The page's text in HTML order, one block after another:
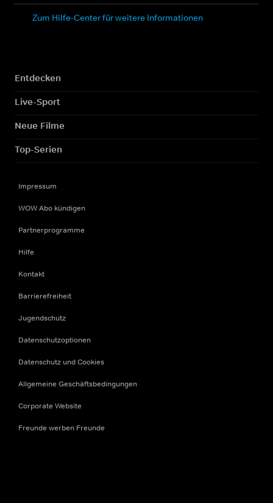
Zum Hilfe-Center für weitere Informationen
Entdecken
Live-Sport
Neue Filme
Top-Serien
Impressum
WOW Abo kündigen
Partnerprogramme
Hilfe
Kontakt
Barrierefreiheit
Jugendschutz
Datenschutzoptionen
Datenschutz und Cookies
Allgemeine Geschäftsbedingungen
Corporate Website
Freunde werben Freunde